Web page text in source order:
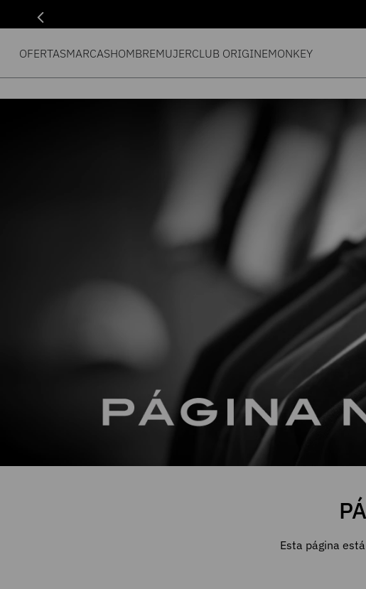
OFERTASMARCASHOMBREMUJERCLUB ORIGINEMONKEY
Esta página